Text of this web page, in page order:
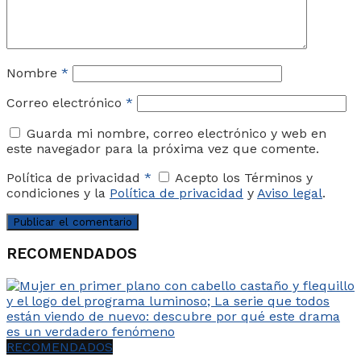
Nombre *
Correo electrónico *
Guarda mi nombre, correo electrónico y web en
este navegador para la próxima vez que comente.
Política de privacidad *
Acepto los Términos y
condiciones y la Política de privacidad y Aviso legal.
RECOMENDADOS
RECOMENDADOS